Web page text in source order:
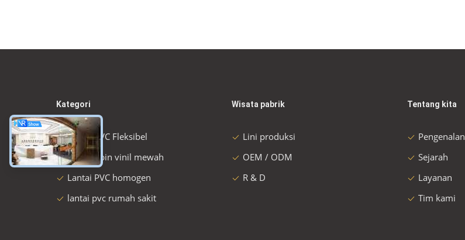
Kategori
Lantai PVC Fleksibel
Lantai ubin vinil mewah
Lantai PVC homogen
lantai pvc rumah sakit
Wisata pabrik
Lini produksi
OEM / ODM
R & D
Tentang kita
Pengenalan
Sejarah
Layanan
Tim kami